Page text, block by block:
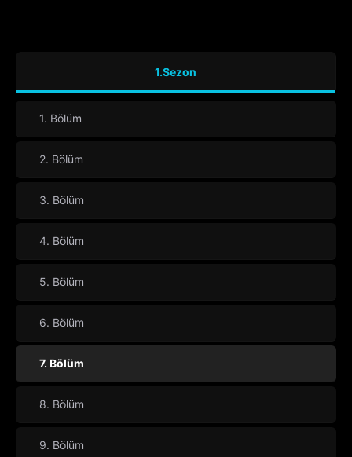
1.Sezon
1. Bölüm
2. Bölüm
3. Bölüm
4. Bölüm
5. Bölüm
6. Bölüm
7. Bölüm
8. Bölüm
9. Bölüm